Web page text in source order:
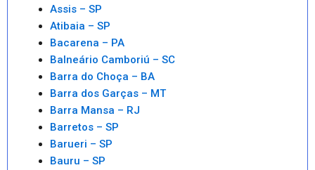
Assis – SP
Atibaia – SP
Bacarena – PA
Balneário Camboriú – SC
Barra do Choça – BA
Barra dos Garças – MT
Barra Mansa – RJ
Barretos – SP
Barueri – SP
Bauru – SP